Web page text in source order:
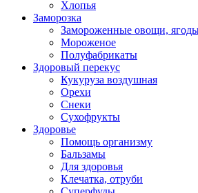
Хлопья
Заморозка
Замороженные овощи,
Мороженое
Полуфабрикаты
Здоровый перекус
Кукуруза воздушная
Орехи
Снеки
Сухофрукты
Здоровье
Помощь организму
Бальзамы
Для здоровья
Клечатка, отруби